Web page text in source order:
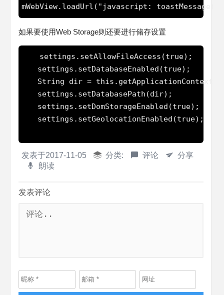
如果要使用Web Storage则还要进行储存设置
    settings.setAllowFileAccess(true);
    settings.setDatabaseEnabled(true);
String dir =
    settings.setDatabasePath(dir);
    settings.setDomStorageEnabled(true);
    settings.setGeolocationEnabled(true);
发表于2017-11-05 分类: 评论
分享
朗读
发表评论